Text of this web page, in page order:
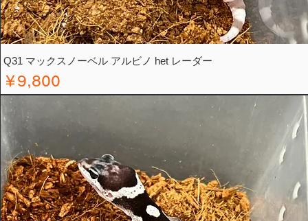
Q31 マックスノーベル アルビノ het レーダー
価格
￥9,800